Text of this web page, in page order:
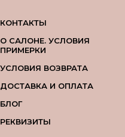
КОНТАКТЫ
О САЛОНЕ. УСЛОВИЯ
ПРИМЕРКИ
УСЛОВИЯ ВОЗВРАТА
ДОСТАВКА И ОПЛАТА
БЛОГ
РЕКВИЗИТЫ